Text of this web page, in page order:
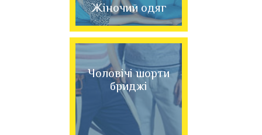
Жіночий одяг
Чоловічі шорти
бриджі